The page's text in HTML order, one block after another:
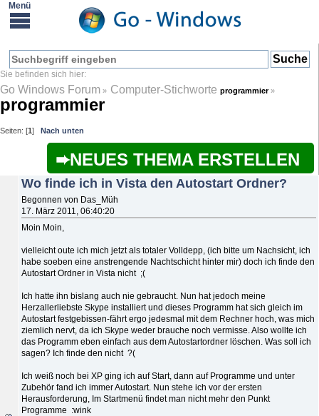
Go Windows Forum » Computer-Stichworteprogrammier»
programmier
Seiten: [1] Nach unten
NEUES THEMA ERSTELLEN
Wo finde ich in Vista den Autostart Ordner?
Begonnen von Das_Müh
17. März 2011, 06:40:20
Moin Moin,
vielleicht oute ich mich jetzt als totaler Volldepp, (ich bitte um Nachsicht, ich
habe soeben eine anstrengende Nachtschicht hinter mir) doch ich finde den
Autostart Ordner in Vista nicht ;(
Ich hatte ihn bislang auch nie gebraucht. Nun hat jedoch meine
Herzallerliebste Skype installiert und dieses Programm hat sich gleich im
Autostart festgebissen-fährt ergo jedesmal mit dem Rechner hoch, was mich
ziemlich nervt, da ich Skype weder brauche noch vermisse. Also wollte ich
das Programm eben einfach aus dem Autostartordner löschen. Was soll ich
sagen? Ich finde den nicht ?(
Ich weiß noch bei XP ging ich auf Start, dann auf Programme und unter
Zubehör fand ich immer Autostart. Nun stehe ich vor der ersten
Herausforderung, Im Startmenü findet man nicht mehr den Punkt
Programme :wink